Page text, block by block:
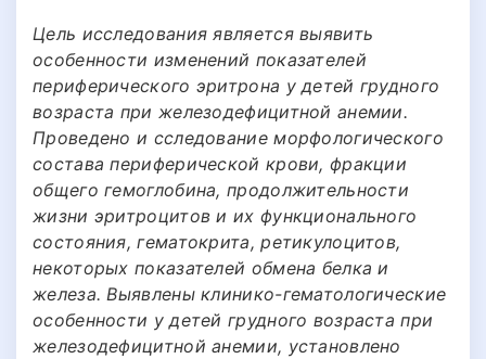
Цель исследования является выявить
особенности изменений показателей
периферического эритрона у детей грудного
возраста при железодефицитной анемии.
Проведено и сследование морфологического
состава периферической крови, фракции
общего гемоглобина, продолжительности
жизни эритроцитов и их функционального
состояния, гематокрита, ретикулоцитов,
некоторых показателей обмена белка и
железа. Выявлены клинико-гематологические
особенности у детей грудного возраста при
железодефицитной анемии, установлено